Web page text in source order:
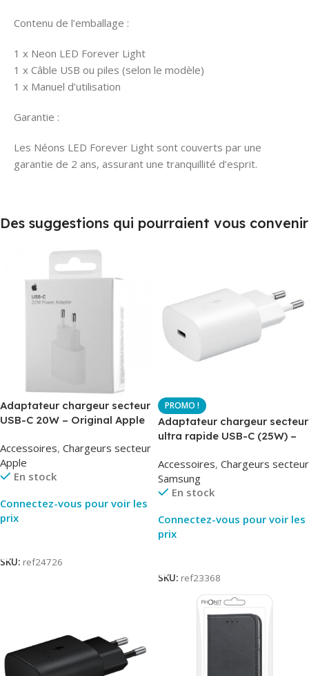
Contenu de l’emballage :
1 x Neon LED Forever Light
1 x Câble USB ou piles (selon le modèle)
1 x Manuel d’utilisation
Garantie :
Les Néons LED Forever Light sont couverts par une
garantie de 2 ans, assurant une tranquillité d’esprit.
Des suggestions qui pourraient vous convenir
Adaptateur chargeur secteur
USB-C 20W – Original Apple
Original
Accessoires, Chargeurs secteur
Apple
En stock
Connectez-vous pour voir les
prix
SKU: ref24726
Adaptateur chargeur secteur
ultra rapide USB-C (25W) –
EP-TA800
Accessoires, Chargeurs secteur
Samsung
En stock
Connectez-vous pour voir les
prix
SKU: ref23368